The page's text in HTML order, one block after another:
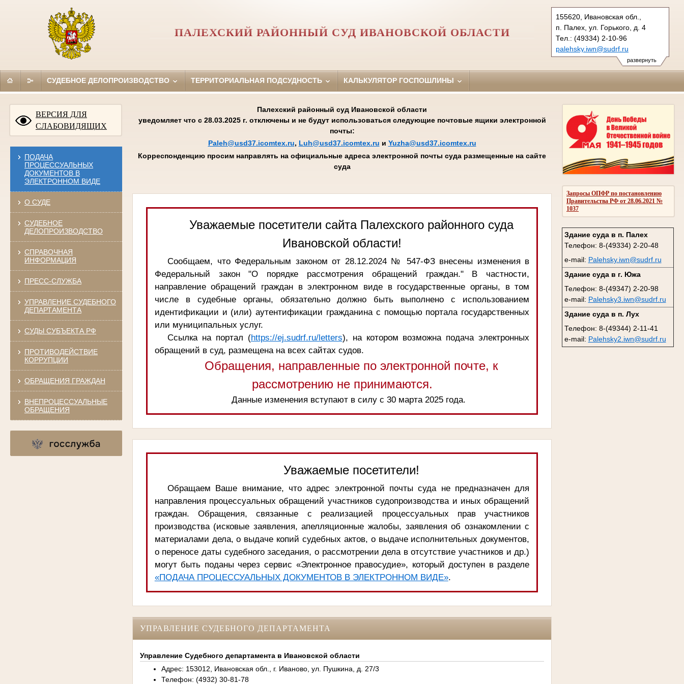
развернуть
155620, Ивановская обл.,
п. Палех, ул. Горького, д. 4
Тел.: (49334) 2-10-96
palehsky.iwn@sudrf.ru
показать на карте
ПАЛЕХСКИЙ РАЙОННЫЙ СУД ИВАНОВСКОЙ ОБЛАСТИ
СУДЕБНОЕ ДЕЛОПРОИЗВОДСТВО ТЕРРИТОРИАЛЬНАЯ ПОДСУДНОСТЬ КАЛЬКУЛЯТОР ГОСПОШЛИНЫ
ВЕРСИЯ ДЛЯ
СЛАБОВИДЯЩИХ
ПОДАЧА
ПРОЦЕССУАЛЬНЫХ
ДОКУМЕНТОВ В
ЭЛЕКТРОННОМ ВИДЕ
О СУДЕ
СУДЕБНОЕ
ДЕЛОПРОИЗВОДСТВО
СПРАВОЧНАЯ
ИНФОРМАЦИЯ
ПРЕСС-СЛУЖБА
УПРАВЛЕНИЕ СУДЕБНОГО
ДЕПАРТАМЕНТА
СУДЫ СУБЪЕКТА РФ
ПРОТИВОДЕЙСТВИЕ
КОРРУПЦИИ
ОБРАЩЕНИЯ ГРАЖДАН
ВНЕПРОЦЕССУАЛЬНЫЕ
ОБРАЩЕНИЯ
Запросы ОПФР по постановлению
Правительства РФ от 28.06.2021 №
1037
Здание суда в п. Палех
Телефон: 8-(49334) 2-20-48
e-mail: Palehsky.iwn@sudrf.ru
Здание суда в г. Южа
Телефон: 8-(49347) 2-20-98
e-mail: Palehsky3.iwn@sudrf.ru
Здание суда в п. Лух
Телефон: 8-(49344) 2-11-41
e-mail: Palehsky2.iwn@sudrf.ru
Палехский районный суд Ивановской области
уведомляет что с 28.03.2025 г. отключены и не будут использоваться следующие почтовые ящики электронной
почты:
Paleh@usd37.icomtex.ru, Luh@usd37.icomtex.ru и Yuzha@usd37.icomtex.ru
Корреспонденцию просим направлять на официальные адреса электронной почты суда размещенные на сайте
суда
Уважаемые посетители сайта Палехского районного суда
Ивановской области!
Сообщаем, что Федеральным законом от 28.12.2024 № 547-ФЗ внесены изменения в
Федеральный закон "О порядке рассмотрения обращений граждан." В частности,
направление обращений граждан в электронном виде в государственные органы, в том
числе в судебные органы, обязательно должно быть выполнено с использованием
идентификации и (или) аутентификации гражданина с помощью портала государственных
или муниципальных услуг.
Ссылка на портал (https://ej.sudrf.ru/letters), на котором возможна подача электронных
обращений в суд, размещена на всех сайтах судов.
Обращения, направленные по электронной почте, к
рассмотрению не принимаются.
Данные изменения вступают в силу с 30 марта 2025 года.
Уважаемые посетители!
Обращаем Ваше внимание, что адрес электронной почты суда не предназначен для
направления процессуальных обращений участников судопроизводства и иных обращений
граждан. Обращения, связанные с реализацией процессуальных прав участников
производства (исковые заявления, апелляционные жалобы, заявления об ознакомлении с
материалами дела, о выдаче копий судебных актов, о выдаче исполнительных документов,
о переносе даты судебного заседания, о рассмотрении дела в отсутствие участников и др.)
могут быть поданы через сервис «Электронное правосудие», который доступен в разделе
«ПОДАЧА ПРОЦЕССУАЛЬНЫХ ДОКУМЕНТОВ В ЭЛЕКТРОННОМ ВИДЕ».
УПРАВЛЕНИЕ СУДЕБНОГО ДЕПАРТАМЕНТА
Управление Судебного департамента в Ивановской области
Адрес: 153012, Ивановская обл., г. Иваново, ул. Пушкина, д. 27/3
Телефон: (4932) 30-81-78